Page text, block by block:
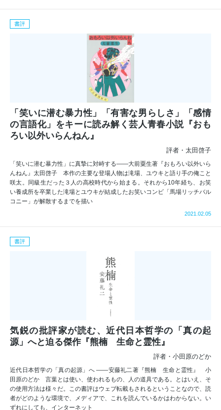
書評
「笑いに潜む暴力性」「有害な男らしさ」「感情
の言語化」をキーに読み解く芸人青春小説『おも
ろい以外いらんねん』
評者・太田啓子
「笑いに潜む暴力性」に真摯に対峙する――大前粟生著『おもろい以外いら
んねん』太田啓子 本作の主要な登場人物は滝場、ユウキと語り手の俺こと
咲太。同級生だった３人の高校時代から始まる。それから10年経ち、お笑
い養成所を卒業した滝場とユウキが結成したお笑いコンビ「馬場リッチバル
コニー」が解散するまでを描い
2021.02.05
書評
気鋭の批評家が読む、近代日本哲学の「真の起
源」へと迫る傑作『熊楠 生命と霊性』
評者・小田原のどか
近代日本哲学の「真の起源」へ ――安藤礼二著『熊楠 生命と霊性』 小
田原のどか 言葉とは使い、使われるもの、人の道具である。とはいえ、そ
の使用方法は様々だ。この書評はウェブ転載もされるということなので、読
者がどのような環境で、メディアで、これを読んでいるかはわからない。い
ずれにしても、インターネット